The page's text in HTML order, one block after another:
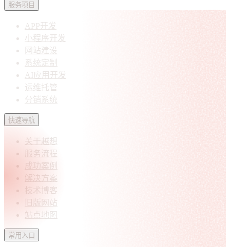
服务项目
APP开发
小程序开发
网站建设
系统定制
AI应用开发
运维托管
分销系统
快速导航
关于越想
服务流程
成功案例
解决方案
技术博客
旧版网站
站点地图
常用入口